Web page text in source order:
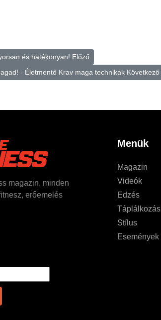
és hatékonyan! Előző
- Életmentő Krav maga technikák Következő
magazin, minden
erőemelés
Menük
Magazin
Videók
Edzés
Táplálkozás
Stílus
Események